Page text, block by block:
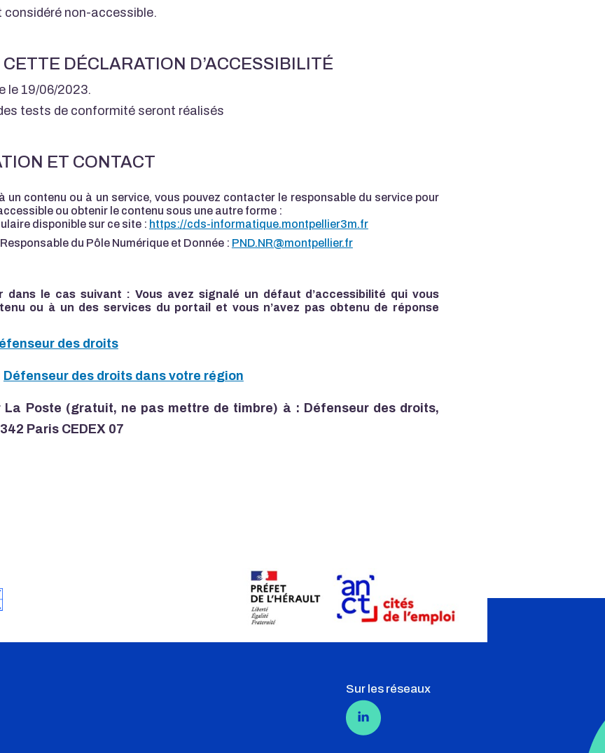
non-accessible.
DÉCLARATION D’ACCESSIBILITÉ
le 19/06/2023.
tests de conformité seront réalisés
ET CONTACT
un contenu ou à un service, vous pouvez contacter le responsable du service pour
ou obtenir le contenu sous une autre forme :
disponible sur ce site : https://cds-informatique.montpellier3m.fr
du Pôle Numérique et Donnée : PND.NR@montpellier.fr
le cas suivant : Vous avez signalé un défaut d’accessibilité qui vous
ou à un des services du portail et vous n’avez pas obtenu de réponse
des droits
Défenseur des droits dans votre région
La Poste (gratuit, ne pas mettre de timbre) à : Défenseur des droits,
Paris CEDEX 07
Sur les réseaux